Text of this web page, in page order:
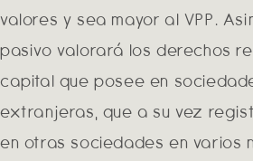
valores y sea mayor al VPP.
pasivo valorará los derechos
capital que posee en
extranjeras, que a su vez
en otras sociedades en varios